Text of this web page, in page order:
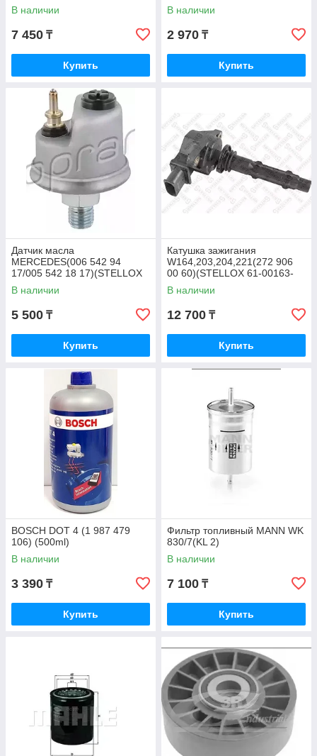
В наличии
7 450 ₸
Купить
В наличии
2 970 ₸
Купить
Датчик масла
MERCEDES(006 542 94
17/005 542 18 17)(STELLOX
06-08018-SX)
В наличии
5 500 ₸
Купить
Катушка зажигания
W164,203,204,221(272 906
00 60)(STELLOX 61-00163-
SX)
В наличии
12 700 ₸
Купить
BOSCH DOT 4 (1 987 479
106) (500ml)
В наличии
3 390 ₸
Купить
Фильтр топливный MANN WK
830/7(KL 2)
В наличии
7 100 ₸
Купить